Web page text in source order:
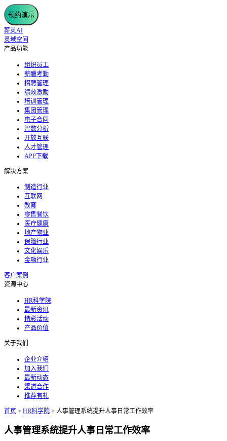
预约演示
薪灵AI
灵域空间
产品功能
组织员工
薪酬考勤
招聘管理
绩效激励
培训管理
集团管理
电子合同
智数分析
开放互联
人才管理
APP下载
解决方案
制造行业
互联网
教育
零售餐饮
医疗健康
地产物业
保险行业
文化娱乐
金融行业
客户案例
资源中心
HR科学院
最新资讯
精彩活动
产品价值
关于我们
企业介绍
加入我们
最新动态
渠道合作
推荐有礼
首页 > HR科学院 > 人事管理系统提升人事日常工作效率
人事管理系统提升人事日常工作效率